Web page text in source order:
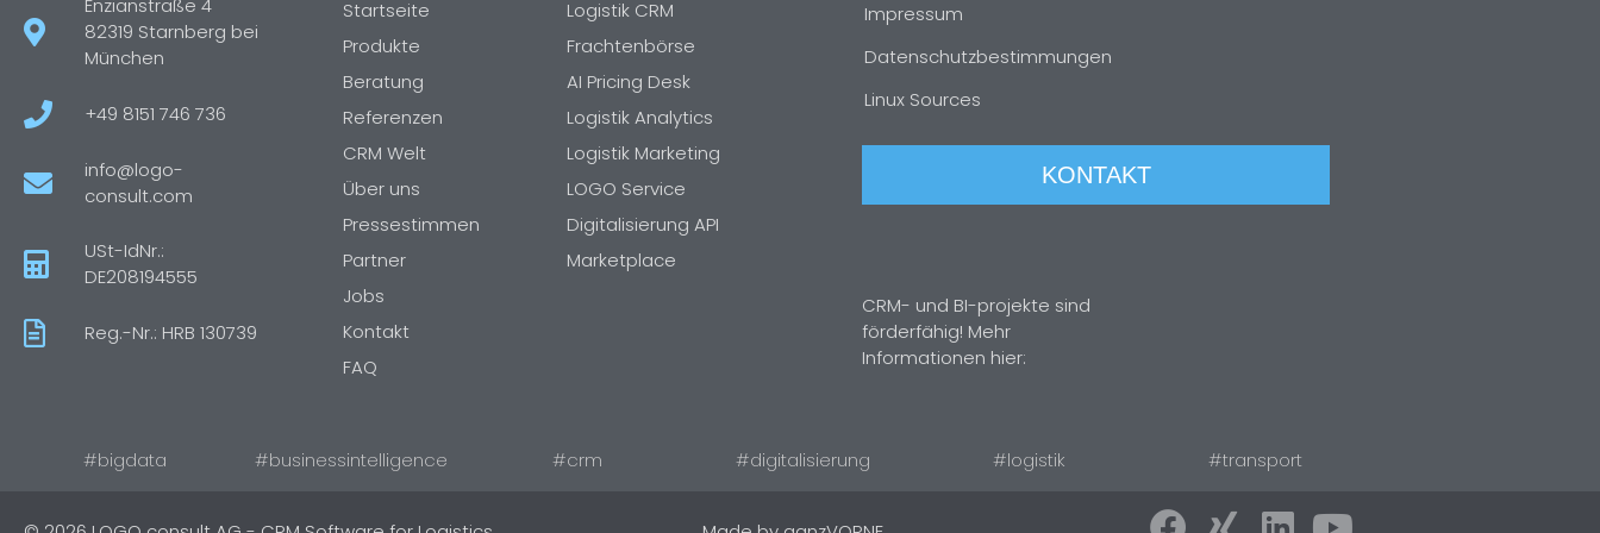
Enzianstraße 4
82319 Starnberg bei
München
+49 8151 746 736
info@logo-
consult.com
USt-IdNr.:
DE208194555
Reg.-Nr.: HRB 130739
Startseite
Produkte
Beratung
Referenzen
CRM Welt
Über uns
Pressestimmen
Partner
Jobs
Kontakt
FAQ
Logistik CRM
Frachtenbörse
AI Pricing Desk
Logistik Analytics
Logistik Marketing
LOGO Service
Digitalisierung API
Marketplace
Impressum
Datenschutzbestimmungen
Linux Sources
KONTAKT
CRM- und BI-projekte sind
förderfähig! Mehr
Informationen hier:
#bigdata #businessintelligence #crm #digitalisierung #logistik #transport